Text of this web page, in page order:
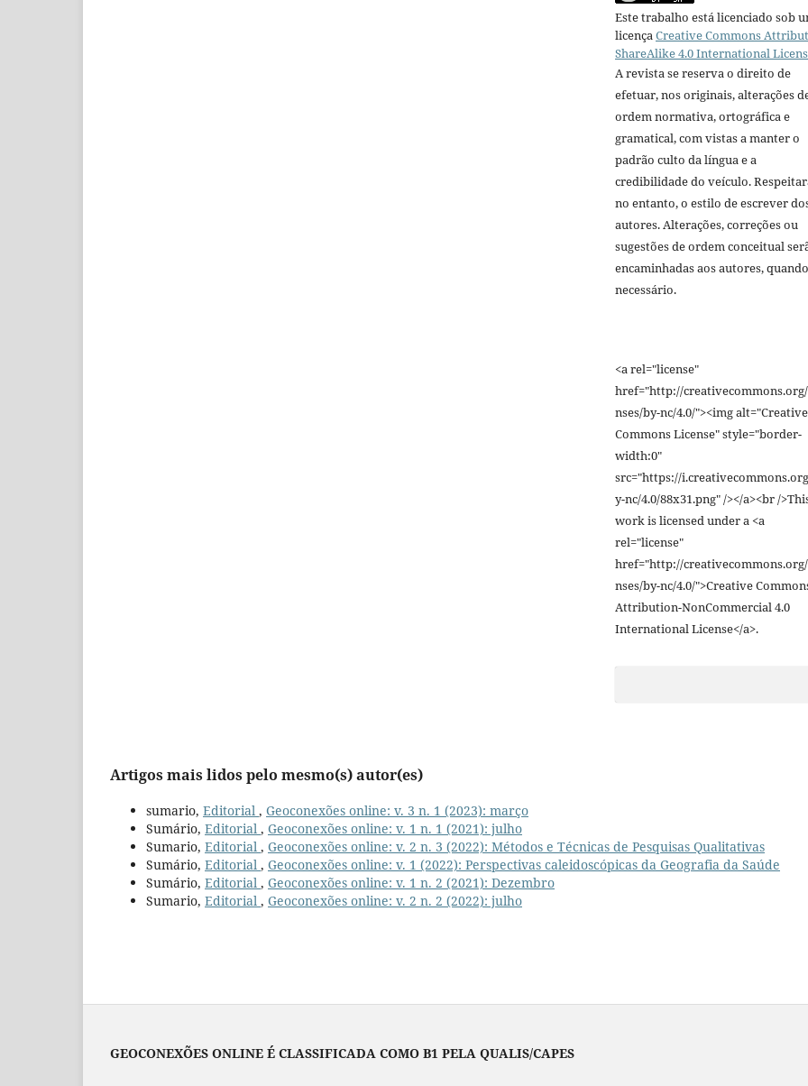
Este trabalho está licenciado sob
licençaCreative Commons
ShareAlike 4.0 International
A revista se reserva o direito de
efetuar, nos originais, alterações
ordem normativa, ortográfica e
gramatical, com vistas a manter o
padrão culto da língua e a
credibilidade do veículo.
no entanto, o estilo de escrever
autores. Alterações, correções ou
sugestões de ordem conceitual
encaminhadas aos autores, quando
necessário.
<a rel="license"
href="http://
nses/by-nc/4.0/"><img alt="Creative
Commons License" style="border-
width:0"
src="https://
y-nc/4.0/88x31.png" /></a><br /
work is licensed under a <a
rel="license"
href="http://
nses/by-nc/4.0/">Creative
Attribution-NonCommercial 4.0
International License</a>.
Artigos mais lidos pelo mesmo(s) autor(es)
sumario, Editorial , Geoconexões online: v. 3 n. 1 (2023): março
Sumário, Editorial , Geoconexões online: v. 1 n. 1 (2021): julho
Sumario, Editorial , Geoconexões online: v. 2 n. 3 (2022): Métodos e Técnicas de Pesquisas Qualitativas
Sumário, Editorial , Geoconexões online: v. 1 (2022): Perspectivas caleidoscópicas da Geografia da Saúde
Sumário, Editorial , Geoconexões online: v. 1 n. 2 (2021): Dezembro
Sumario, Editorial , Geoconexões online: v. 2 n. 2 (2022): julho
GEOCONEXÕES ONLINE É CLASSIFICADA COMO B1 PELA QUALIS/CAPES